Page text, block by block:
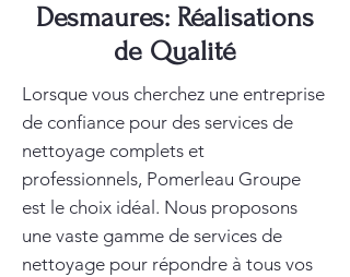
Desmaures: Réalisations
de Qualité
Lorsque vous cherchez une entreprise
de confiance pour des services de
nettoyage complets et
professionnels, Pomerleau Groupe
est le choix idéal. Nous proposons
une vaste gamme de services de
nettoyage pour répondre à tous vos